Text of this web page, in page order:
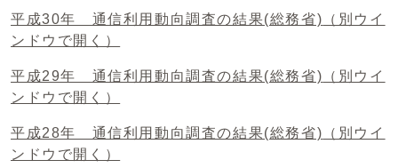
平成30年 通信利用動向調査の結果(総務省) （別ウイ
ンドウで開く）
平成29年 通信利用動向調査の結果(総務省) （別ウイ
ンドウで開く）
平成28年 通信利用動向調査の結果(総務省) （別ウイ
ンドウで開く）